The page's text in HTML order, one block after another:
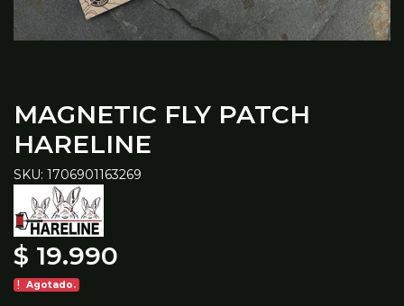
MAGNETIC FLY PATCH
HARELINE
SKU: 1706901163269
$ 19.990
Agotado.